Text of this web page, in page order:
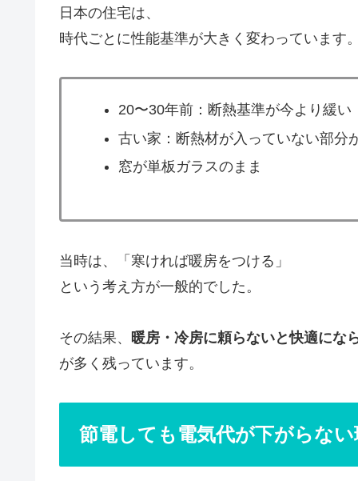
日本の住宅は、
時代ごとに性能基準が大きく変わっています。
20〜30年前：断熱基準が今より緩い
古い家：断熱材が入っていない部分
窓が単板ガラスのまま
当時は、「寒ければ暖房をつける」
という考え方が一般的でした。
その結果、 暖房・冷房に頼らないと快適にな
が多く残っています。
節電しても電気代が下がらない